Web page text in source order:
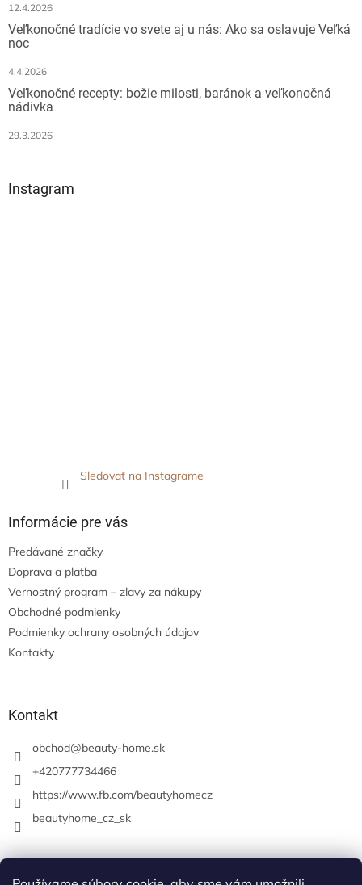
k
p
12.4.2026
Veľkonočné tradície vo svete aj u nás: Ako sa oslavuje Veľká
noc
4.4.2026
Veľkonočné recepty: božie milosti, baránok a veľkonočná
nádivka
29.3.2026
Instagram
Sledovať na Instagrame
Informácie pre vás
Predávané značky
Doprava a platba
Vernostný program – zľavy za nákupy
Obchodné podmienky
Podmienky ochrany osobných údajov
Kontakty
Kontakt
obchod@beauty-home.sk
+420777734466
https://www.fb.com/beautyhomecz
beautyhome_cz_sk